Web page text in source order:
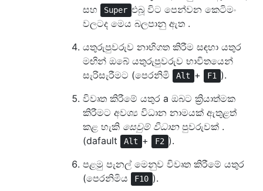
සහ
Super එබූ විට පෙන්වන කෙටිමං
වලටද මෙය බලපානු ඇත .
යතුරුපුවරුව නාභිගත කිරීම සඳහා යතුර
මඟින් ඔබේ යතුරුපුවරුව භාවිතයෙන්
සැරිසැරීමට (පෙරනිමි
Alt + F1 ).
විවෘත කිරීමේ යතුර a ඔබට ක්‍රියාත්මක
කිරීමට අවශ්‍ය විධාන නාමයක් ඇතුළත්
කළ හැකි සෙවුම් විධානපුවරුවක් .
(dafault
Alt + F2 ).
පළමු පැනල් මෙනුව විවෘත කිරීමේ යතුර
(පෙරනිමිය
F10 ).